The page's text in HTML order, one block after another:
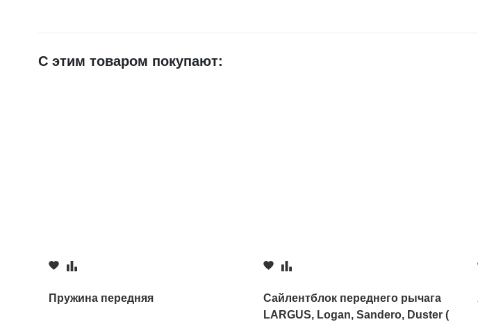
С этим товаром покупают:
Пружина передняя
Сайлентблок переднего рычага
LARGUS, Logan, Sandero, Duster (